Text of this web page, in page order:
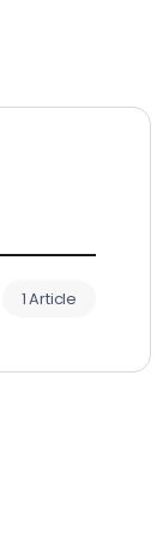
1 Article